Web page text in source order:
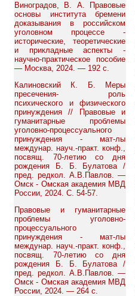
Виноградов, В. А. Правовые
основы института бремени
доказывания в российском
уголовном процессе -
исторические, теоретические
и прикладные аспекты -
научно-практическое пособие
— Москва, 2024. — 192 с.
Калиновский К. Б. Меры
пресечения- роль
психического и физического
принуждения // Правовые и
гуманитарные проблемы
уголовно-процессуального
принуждения - мат-лы
междунар. науч.-практ. конф.,
посвящ. 70-летию со дня
рождения Б. Б. Булатова /
пред. редкол. А.В.Павлов. —
Омск - Омская академия МВД
России, 2024. С. 54-57.
Правовые и гуманитарные
проблемы уголовно-
процессуального
принуждения - мат-лы
междунар. науч.-практ. конф.,
посвящ. 70-летию со дня
рождения Б. Б. Булатова /
пред. редкол. А.В.Павлов. —
Омск - Омская академия МВД
России, 2024. — 264 с.